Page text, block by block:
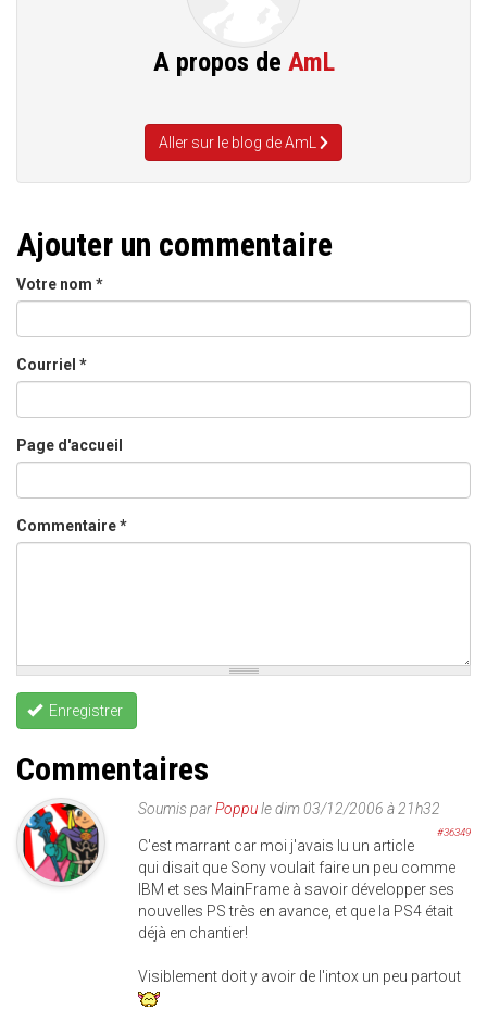
A propos de AmL
Aller sur le blog de AmL
Ajouter un commentaire
Votre nom *
Courriel *
Page d'accueil
Commentaire*
Enregistrer
Commentaires
Soumis parPoppule dim 03/12/2006 à 21h32
#36349
C'est marrant car moi j'avais lu un article
qui disait que Sony voulait faire un peu comme
IBM et ses MainFrame à savoir développer ses
nouvelles PS très en avance, et que la PS4 était
déjà en chantier!
Visiblement doit y avoir de l'intox un peu partout